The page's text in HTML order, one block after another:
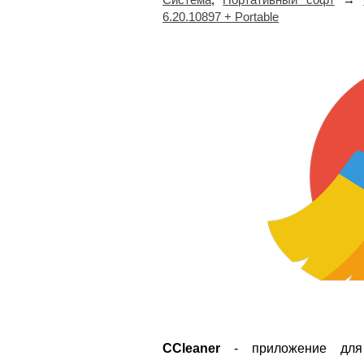
6.20.10897 + Portable
CCleaner - приложение для